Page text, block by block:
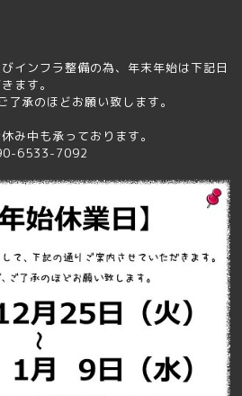
インフラ整備の為、年末年始は下記日
ます。
了承のほどお願い致します｡
み中も承っております。
6533-7092